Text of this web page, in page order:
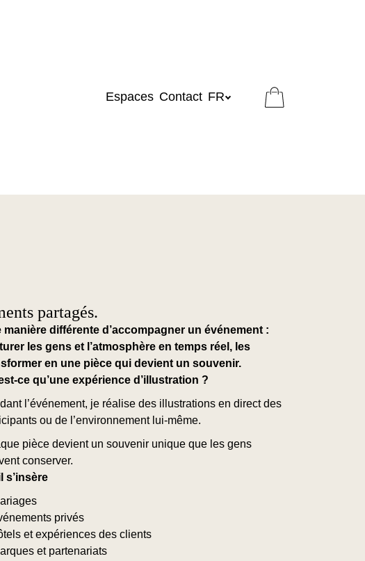
Espaces Contact FR
partagés.
manière différente d’accompagner un événement :
les gens et l’atmosphère en temps réel, les
en une pièce qui devient un souvenir.
ce qu’une expérience d’illustration ?
l’événement, je réalise des illustrations en direct des
ou de l’environnement lui-même.
pièce devient un souvenir unique que les gens
conserver.
s’insère
privés
et expériences des clients
et partenariats